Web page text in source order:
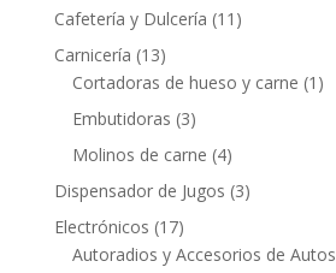
Cafetería y Dulcería (11)
Carnicería (13)
Cortadoras de hueso y carne (1)
Embutidoras (3)
Molinos de carne (4)
Dispensador de Jugos (3)
Electrónicos (17)
Autoradios y Accesorios de Autos